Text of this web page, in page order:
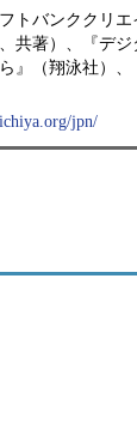
トバンククリ
共著）、『デ
』（翔泳社）
jpn/